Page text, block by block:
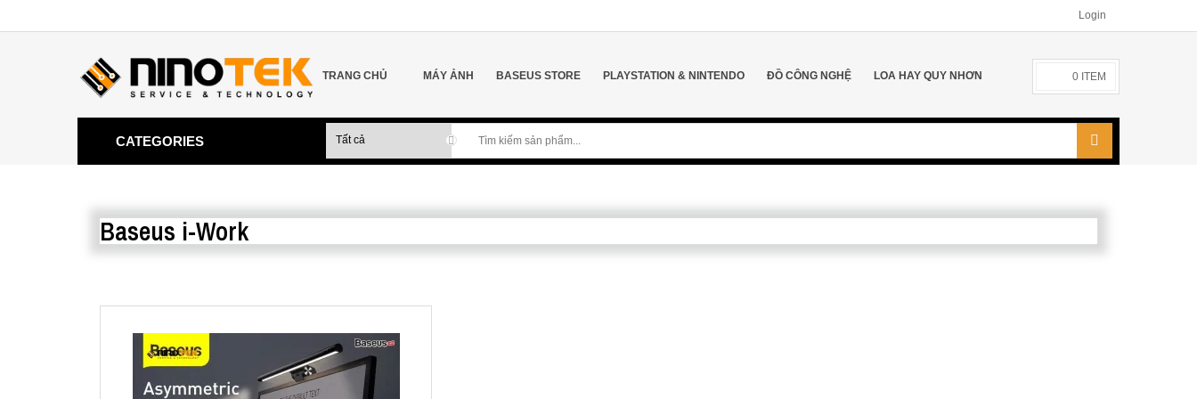
Login
TRANG CHỦ MÁY ẢNH BASEUS STORE PLAYSTATION & NINTENDO ĐỒ CÔNG NGHỆ LOA HAY QUY NHƠN 0 ITEM
CATEGORIES
Baseus i-Work